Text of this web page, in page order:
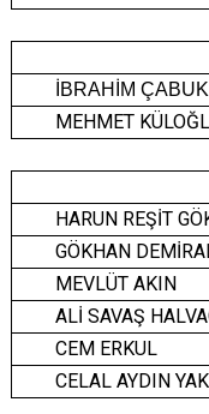
İBRAHİM ÇABUK
MEHMET
HARUN REŞİT
GÖKHAN
MEVLÜT AKIN
ALİ SAVAŞ
CEM ERKUL
CELAL AYDIN